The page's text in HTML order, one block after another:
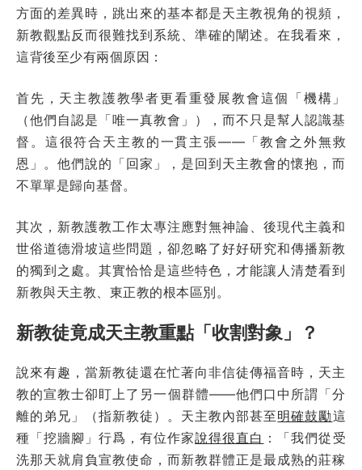
方面的差異時，跳出來的基本都是天主教視角的視頻，
新教觀點反而很難找到系統、準確的闡述。在我看來，
這背後至少有兩個原因：
首先，天主教護教學者更看重發展教會這個「機構」
（他們自認是「唯一真教會」），而不只是幫人認識基
督。這很符合天主教的一貫主張——「教會之外無救
恩」。他們說的「回家」，是回到天主教會的懷抱，而
不單單是歸向基督。
其次，新教護教工作太專注應對無神論、後現代主義和
世俗道德滑坡這些問題，卻忽略了好好研究和傳播新教
的獨到之處。其實恰恰是這些特色，才能讓人清楚看到
新教與天主教、東正教的根本區別。
新教徒竟成天主教重點「收割對象」？
說來有趣，當新教徒還在忙著向非信徒傳福音時，天主
教的宣教士卻盯上了另一個群體——他們口中所謂「分
離的弟兄」（指新教徒）。天主教內部甚至明確鼓勵這
種「挖牆腳」行爲，有位作家說得很直白 ：「我們從受
洗那天就肩負宣教使命，而新教群體正是最成熟的莊稼